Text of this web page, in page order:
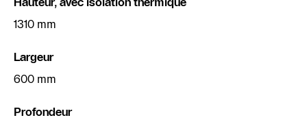
1310 mm
Largeur
600 mm
Profondeur